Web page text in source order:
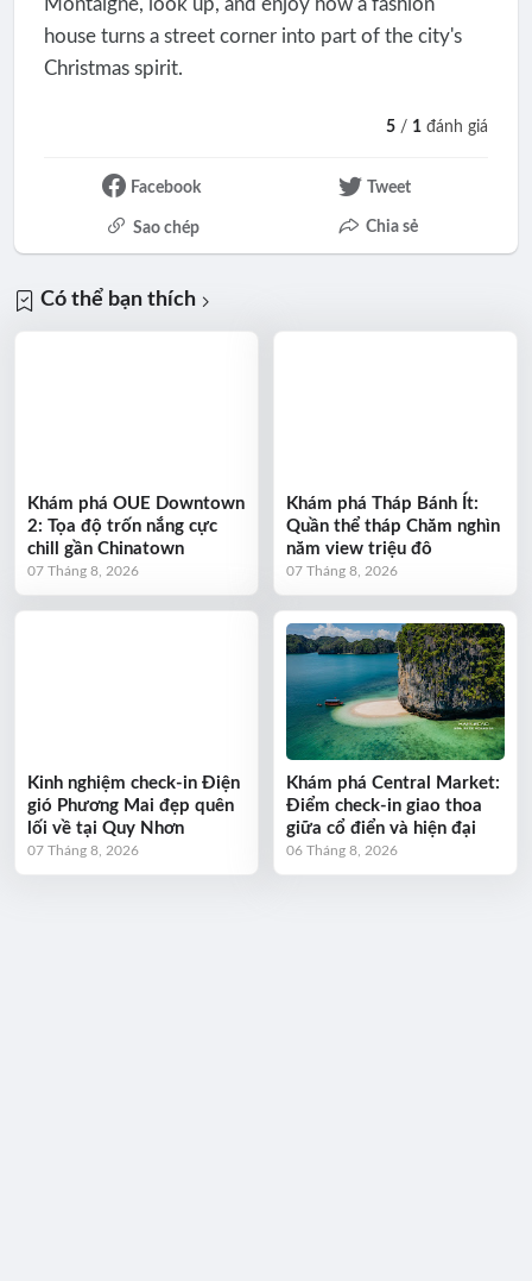
house turns a street corner into part of the city's
Christmas spirit.
5 / 1 đánh giá
Facebook Tweet
Sao chép Chia sẻ
Có thể bạn thích
Khám phá OUE Downtown
2: Tọa độ trốn nắng cực
chill gần Chinatown
07 Tháng 8, 2026
Khám phá Tháp Bánh Ít:
Quần thể tháp Chăm nghìn
năm view triệu đô
07 Tháng 8, 2026
Kinh nghiệm check-in Điện
gió Phương Mai đẹp quên
lối về tại Quy Nhơn
07 Tháng 8, 2026
Khám phá Central Market:
Điểm check-in giao thoa
giữa cổ điển và hiện đại
06 Tháng 8, 2026